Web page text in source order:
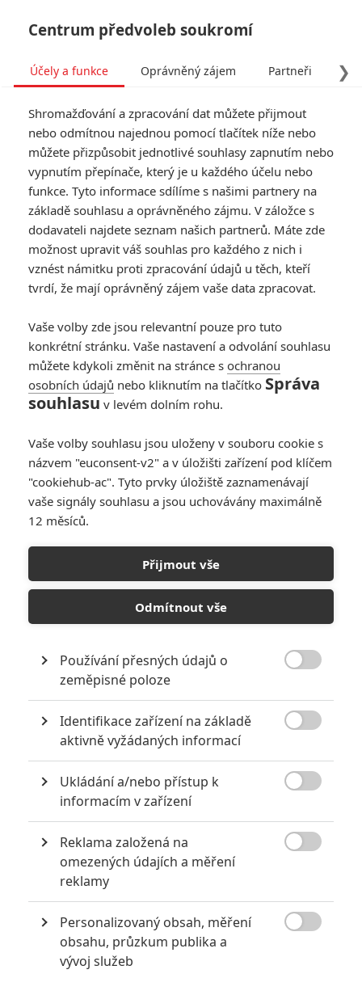
1.0/10
Krotitelé
duchů
původní film, se Krotitelé duchů
vracejí, aby se ve zcela nové
podobě představili současné
divácké generaci. Režisér Paul
Feig kombinuje známé prvky boje
s nadpřirozenými bytostmi, díky
týmem, složeným z těch nejlepších komediálních herců
současnosti. Připravte se na letní podívanou, během které
společně zachrání svět! Datum české a slovenské premiéry je
stanoveno na 28. 7. 2016.
Galerie k filmu Krotitelé
duchů
Centrum předvoleb soukromí
❯
Účely a funkce Oprávněný zájem Partneři
Shromažďování a zpracování dat můžete přijmout
nebo odmítnou najednou pomocí tlačítek níže nebo
můžete přizpůsobit jednotlivé souhlasy zapnutím nebo
vypnutím přepínače, který je u každého účelu nebo
funkce. Tyto informace sdílíme s našimi partnery na
základě souhlasu a oprávněného zájmu. V záložce s
dodavateli najdete seznam našich partnerů. Máte zde
možnost upravit váš souhlas pro každého z nich i
vznést námitku proti zpracování údajů u těch, kteří
tvrdí, že mají oprávněný zájem vaše data zpracovat.
Vaše volby zde jsou relevantní pouze pro tuto
konkrétní stránku. Vaše nastavení a odvolání souhlasu
můžete kdykoli změnit na stránce s ochranou
osobních údajů nebo kliknutím na tlačítko Správa
souhlasu v levém dolním rohu.
Vaše volby souhlasu jsou uloženy v souboru cookie s
názvem "euconsent-v2" a v úložišti zařízení pod klíčem
"cookiehub-ac". Tyto prvky úložiště zaznamenávají
vaše signály souhlasu a jsou uchovávány maximálně
12 měsíců.
Přijmout vše
Odmítnout vše
Používání přesných údajů o
zeměpisné poloze
Identifikace zařízení na základě
aktivně vyžádaných informací
Ukládání a/nebo přístup k
informacím v zařízení
Reklama založená na
omezených údajích a měření
reklamy
Personalizovaný obsah, měření
obsahu, průzkum publika a
vývoj služeb